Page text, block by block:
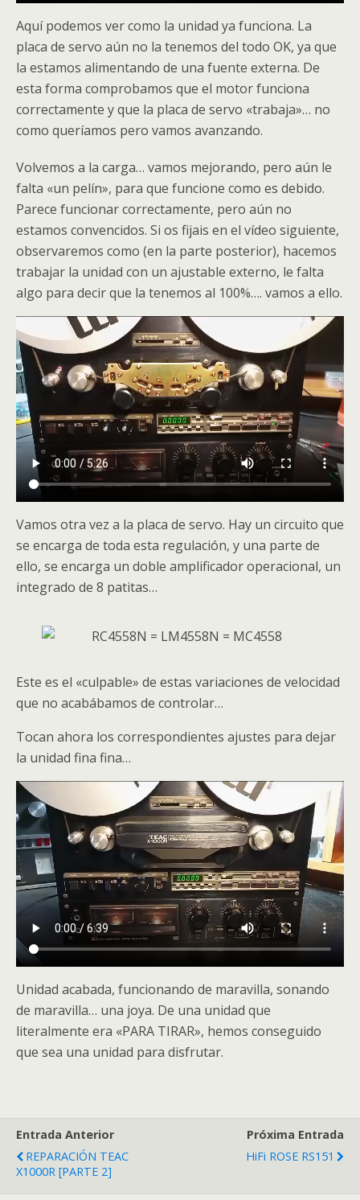
Aquí podemos ver como la unidad ya funciona. La
placa de servo aún no la tenemos del todo OK, ya que
la estamos alimentando de una fuente externa. De
esta forma comprobamos que el motor funciona
correctamente y que la placa de servo «trabaja»… no
como queríamos pero vamos avanzando.
Volvemos a la carga… vamos mejorando, pero aún le
falta «un pelín», para que funcione como es debido.
Parece funcionar correctamente, pero aún no
estamos convencidos. Si os fijais en el vídeo siguiente,
observaremos como (en la parte posterior), hacemos
trabajar la unidad con un ajustable externo, le falta
algo para decir que la tenemos al 100%…. vamos a ello.
Vamos otra vez a la placa de servo. Hay un circuito que
se encarga de toda esta regulación, y una parte de
ello, se encarga un doble amplificador operacional, un
integrado de 8 patitas…
Este es el «culpable» de estas variaciones de velocidad
que no acabábamos de controlar…
Tocan ahora los correspondientes ajustes para dejar
la unidad fina fina…
Unidad acabada, funcionando de maravilla, sonando
de maravilla… una joya. De una unidad que
literalmente era «PARA TIRAR», hemos conseguido
que sea una unidad para disfrutar.
Entrada Anterior
REPARACIÓN TEAC
X1000R [PARTE 2]
Próxima Entrada
HiFi ROSE RS151